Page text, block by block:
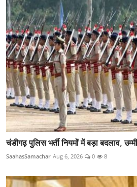
चंडीगढ़ पुलिस भर्ती नियमों में बड़ा बदलाव,
SaahasSamachar Aug 6, 2026 0 8